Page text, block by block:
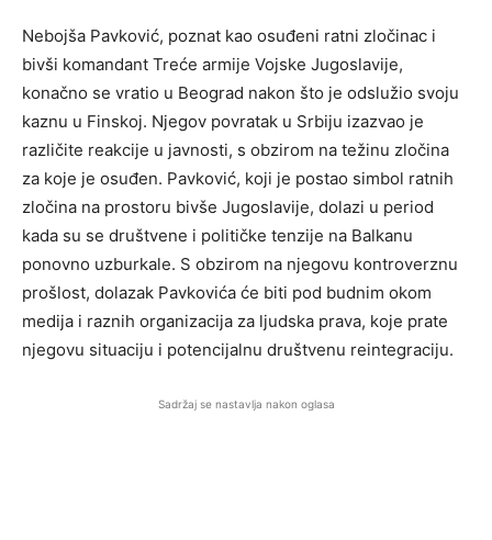
Nebojša Pavković, poznat kao osuđeni ratni zločinac i
bivši komandant Treće armije Vojske Jugoslavije,
konačno se vratio u Beograd nakon što je odslužio svoju
kaznu u Finskoj. Njegov povratak u Srbiju izazvao je
različite reakcije u javnosti, s obzirom na težinu zločina
za koje je osuđen. Pavković, koji je postao simbol ratnih
zločina na prostoru bivše Jugoslavije, dolazi u period
kada su se društvene i političke tenzije na Balkanu
ponovno uzburkale. S obzirom na njegovu kontroverznu
prošlost, dolazak Pavkovića će biti pod budnim okom
medija i raznih organizacija za ljudska prava, koje prate
njegovu situaciju i potencijalnu društvenu reintegraciju.
Sadržaj se nastavlja nakon oglasa